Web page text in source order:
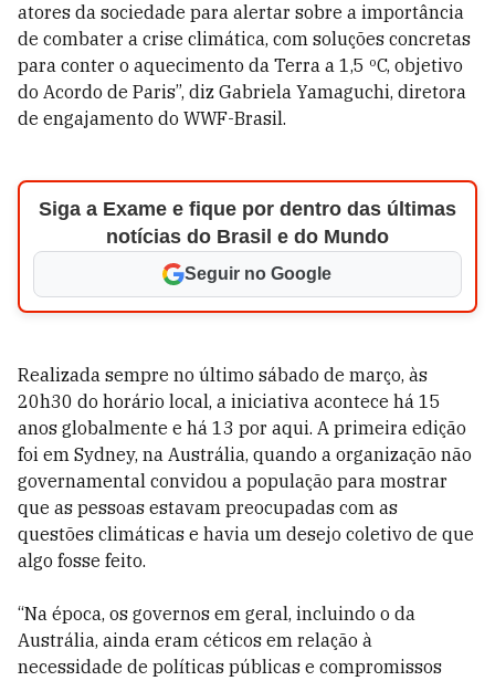
atores da sociedade para alertar sobre a importância
de combater a crise climática, com soluções concretas
para conter o aquecimento da Terra a 1,5 ºC, objetivo
do Acordo de Paris”, diz Gabriela Yamaguchi, diretora
de engajamento do WWF-Brasil.
Siga a Exame e fique por dentro das últimas
notícias do Brasil e do Mundo
Seguir no Google
Realizada sempre no último sábado de março, às
20h30 do horário local, a iniciativa acontece há 15
anos globalmente e há 13 por aqui. A primeira edição
foi em Sydney, na Austrália, quando a organização não
governamental convidou a população para mostrar
que as pessoas estavam preocupadas com as
questões climáticas e havia um desejo coletivo de que
algo fosse feito.
“Na época, os governos em geral, incluindo o da
Austrália, ainda eram céticos em relação à
necessidade de políticas públicas e compromissos